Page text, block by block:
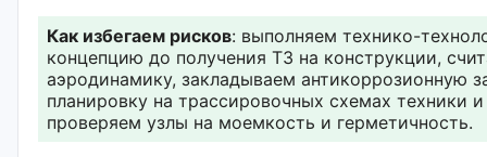
Как избегаем рисков: выполняем технико-
концепцию до получения ТЗ на конструкции,
аэродинамику, закладываем антикоррозионную
планировку на трассировочных схемах техники
проверяем узлы на моемкость и герметичность.